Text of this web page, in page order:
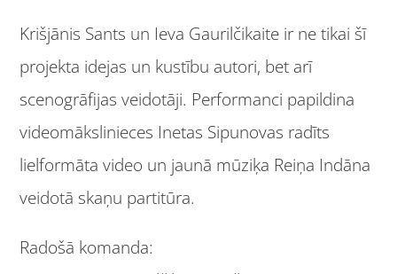
Krišjānis Sants un Ieva Gaurilčikaite ir ne tikai šī
projekta idejas un kustību autori, bet arī
scenogrāfijas veidotāji. Performanci papildina
videomākslinieces Inetas Sipunovas radīts
lielformāta video un jaunā mūziķa Reiņa Indāna
veidotā skaņu partitūra.
Radošā komanda: